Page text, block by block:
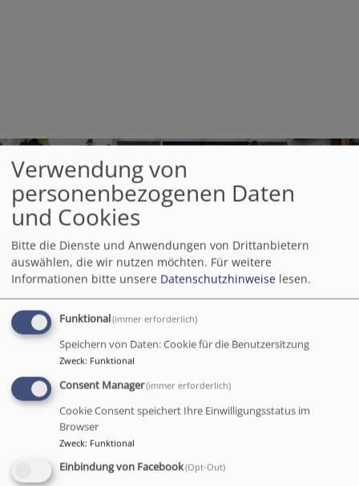
DIE APOSTELKIRCHE
Gott suchen, Gemeinschaft leben, Mensch sein Die
Verwendung von
personenbezogenen Daten
und Cookies
Bitte die Dienste und Anwendungen von Drittanbietern
auswählen, die wir nutzen möchten. Für weitere
Informationen bitte unsere Datenschutzhinweise lesen.
Funktional(immer erforderlich)
Speichern von Daten: Cookie für die Benutzersitzung
Zweck: Funktional
Consent Manager(immer erforderlich)
Cookie Consent speichert Ihre Einwilligungsstatus im
Browser
Zweck: Funktional
Einbindung von Facebook(Opt-Out)